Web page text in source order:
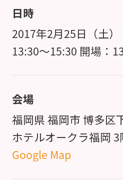
日時
2017年2月25日（土）
13:30～15:30 開場：
会場
福岡県 福岡市 博多区
ホテルオークラ福岡
Google Map